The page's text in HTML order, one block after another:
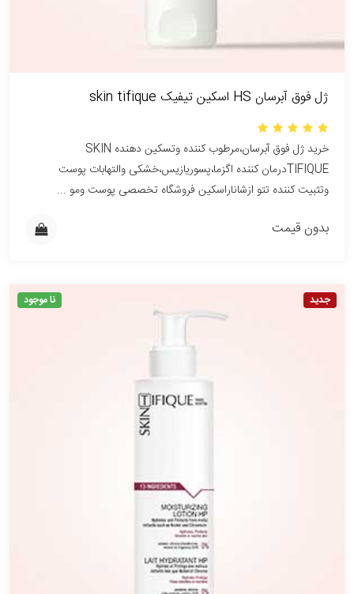
ژل فوق آبرسان HS اسکین تیفیک skin tifique
خرید ژل فوق آبرسان،مرطوب کننده وتسکین دهنده SKIN
TIFIQUEدرمان کننده اگزما،پسوریازیس،خشکی والتهابات پوست
وتثبیت کننده تتو ازشاناراسکین فروشگاه تخصصی پوست ومو ...
بدون قیمت
جدید نا موجود